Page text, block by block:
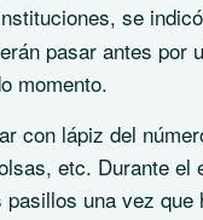
se
pasar antes
momento.
con lápiz del
etc. Durante
una vez que